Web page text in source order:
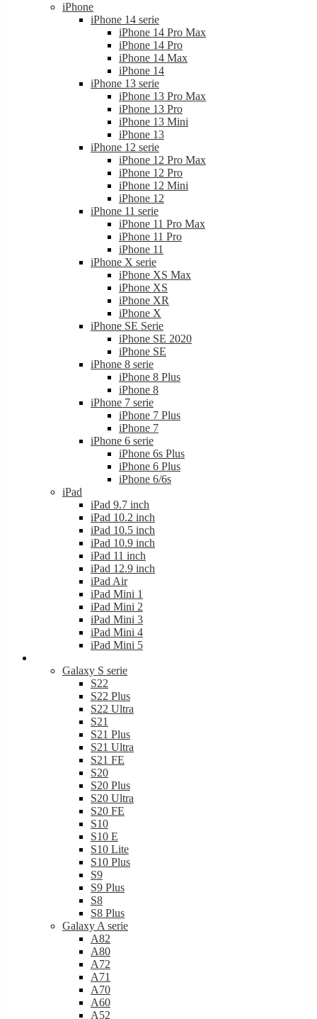
iPhone
iPhone 14 serie
iPhone 14 Pro Max
iPhone 14 Pro
iPhone 14 Max
iPhone 14
iPhone 13 serie
iPhone 13 Pro Max
iPhone 13 Pro
iPhone 13 Mini
iPhone 13
iPhone 12 serie
iPhone 12 Pro Max
iPhone 12 Pro
iPhone 12 Mini
iPhone 12
iPhone 11 serie
iPhone 11 Pro Max
iPhone 11 Pro
iPhone 11
iPhone X serie
iPhone XS Max
iPhone XS
iPhone XR
iPhone X
iPhone SE Serie
iPhone SE 2020
iPhone SE
iPhone 8 serie
iPhone 8 Plus
iPhone 8
iPhone 7 serie
iPhone 7 Plus
iPhone 7
iPhone 6 serie
iPhone 6s Plus
iPhone 6 Plus
iPhone 6/6s
iPad
iPad 9.7 inch
iPad 10.2 inch
iPad 10.5 inch
iPad 10.9 inch
iPad 11 inch
iPad 12.9 inch
iPad Air
iPad Mini 1
iPad Mini 2
iPad Mini 3
iPad Mini 4
iPad Mini 5
Galaxy S serie
S22
S22 Plus
S22 Ultra
S21
S21 Plus
S21 Ultra
S21 FE
S20
S20 Plus
S20 Ultra
S20 FE
S10
S10 E
S10 Lite
S10 Plus
S9
S9 Plus
S8
S8 Plus
Galaxy A serie
A82
A80
A72
A71
A70
A60
A52